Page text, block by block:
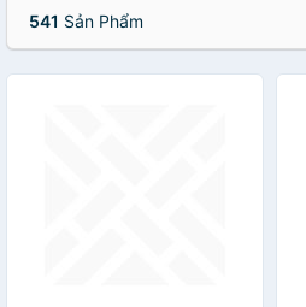
541 Sản Phẩm